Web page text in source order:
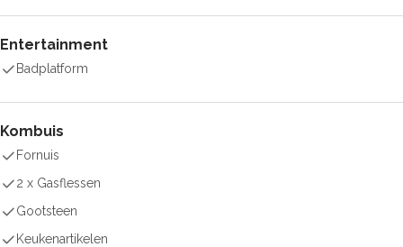
Entertainment
Badplatform
Kombuis
Fornuis
2 x Gasflessen
Gootsteen
Keukenartikelen